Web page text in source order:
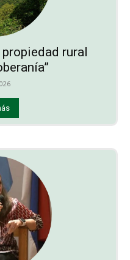
propiedad rural